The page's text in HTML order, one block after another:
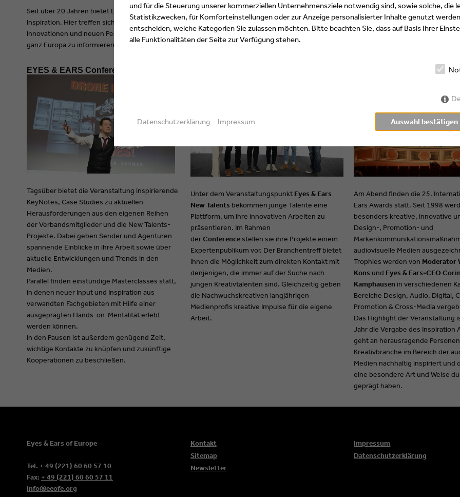
Seit über 20 Jahren bietet Eyes & Ears of Europe mit den EYES & EARS jedes Jahr einen Tag voller Networking, Know-how und geballter
Inspiration. Hier treffen sich nicht nur die Medien-Profis, sondern auch der Nachwuchs, um sich über die aktuellen Trends,
Innovationen und neuen Perspektiven in den Bereichen Design, Promotion & Marketing für Medien- und Entertainment-Brands aus
ganz Europa zu informieren.
EYES & EARS Conference
Tagsüber bietet die Veranstaltung inspirierende
Key­Notes, Case Studies zu aktuellen
Herausforderungen aus den eigenen Reihen
der Verbandsmitglieder und die New Talents-
Projekte. Dabei geben Sender und Agenturen
spannende Einblicke in ihre Arbeit sowie über
aktuelle Entwicklungen und Trends in den
Medien.
Parallel finden einstündige Masterclasses statt,
in denen neuer Input und Inspiration aus
verwandten Fachgebieten mit Hilfe einer
ausgeprägten Hands-on-Mentalität erlebt
werden können.
In den Pausen ist außerdem genügend Zeit,
wichtige Kontakte zu knüpfen und zukünftige
Kooperationen zu beschließen.
Unter dem Veranstaltungspunkt Eyes & Ears
New Talents bekommen junge Talente eine
Plattform, um ihre innovativen Arbeiten zu
präsentieren. Im Rahmen
derConferencestellen sie ihre Projekte einem
Expertenpublikum vor. Der Branchentreff bietet
ihnen die Möglichkeit zum direkten Kontakt mit
denjenigen, die immer auf der Suche nach
jungen Kreativtalenten sind. Gleichzeitig geben
die Nachwuchskreativen langjährigen
Medienprofis kreative Impulse für die eigene
Arbeit.
EYES & EARS Awards
Am Abend finden die 25.
Ears Awards statt. Seit 1998
besonders kreative, innovative
Design-, Promotion- und
audiovisuelle Medien
Trophies werden von Moderator
Kons und Eyes & Ears-CEO
Kamphausen in verschiedenen
Bereiche Design, Audio, Digital,
Promotion & Cross-Media
Das Highlight der Veranstaltung
Jahr die Vergabe des Inspiration
geht an herausragende
Kreativbranche im Bereich der
Medien nachhaltig inspiriert und
eine besondere Art und Weise
geprägt haben.
Eyes & Ears of Europe
Tel. + 49 (221) 60 60 57 10
Fax: + 49 (221) 60 60 57 11
info@eeofe.org
Kontakt
Sitemap
Newsletter
Impressum
Datenschutzerklärung
und für die Steuerung unserer kommerziellen Unternehmensziele notwendig sind, sowie solche, die
Statistikzwecken, für Komforteinstellungen oder zur Anzeige personalisierter Inhalte genutzt
entscheiden, welche Kategorien Sie zulassen möchten. Bitte beachten Sie, dass auf Basis Ihrer
alle Funktionalitäten der Seite zur Verfügung stehen.
Auswahl bestätigen
Datenschutzerklärung Impressum